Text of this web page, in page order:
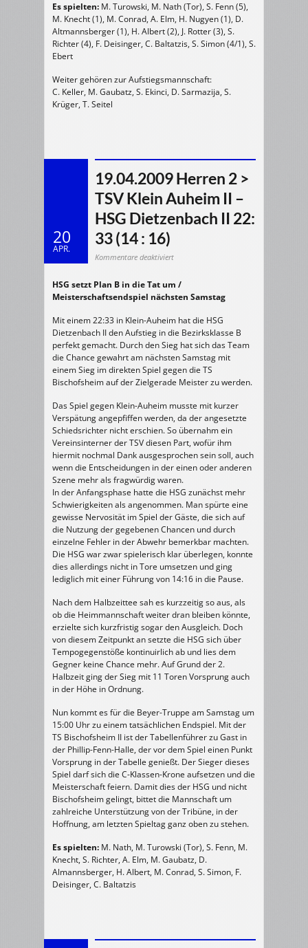
Es spielten: M. Turowski, M. Nath (Tor), S. Fenn (5),
M. Knecht (1), M. Conrad, A. Elm, H. Nugyen (1), D.
Altmannsberger (1), H. Albert (2), J. Rotter (3), S.
Richter (4), F. Deisinger, C. Baltatzis, S. Simon (4/1), S.
Ebert
Weiter gehören zur Aufstiegsmannschaft:
C. Keller, M. Gaubatz, S. Ekinci, D. Sarmazija, S.
Krüger, T. Seitel
20
APR.
19.04.2009 Herren 2 >
TSV Klein Auheim II –
HSG Dietzenbach II 22:
33 (14 : 16)
Kommentare deaktiviertfür
>
TSV
Klein
–
HSG
Dietzenbach
II
22:
33
(14
:
16)
HSG setzt Plan B in die Tat um /
Meisterschaftsendspiel nächsten Samstag
Mit einem 22:33 in Klein-Auheim hat die HSG
Dietzenbach II den Aufstieg in die Bezirksklasse B
perfekt gemacht. Durch den Sieg hat sich das Team
die Chance gewahrt am nächsten Samstag mit
einem Sieg im direkten Spiel gegen die TS
Bischofsheim auf der Zielgerade Meister zu werden.
Das Spiel gegen Klein-Auheim musste mit kurzer
Verspätung angepfiffen werden, da der angesetzte
Schiedsrichter nicht erschien. So übernahm ein
Vereinsinterner der TSV diesen Part, wofür ihm
hiermit nochmal Dank ausgesprochen sein soll, auch
wenn die Entscheidungen in der einen oder anderen
Szene mehr als fragwürdig waren.
In der Anfangsphase hatte die HSG zunächst mehr
Schwierigkeiten als angenommen. Man spürte eine
gewisse Nervosität im Spiel der Gäste, die sich auf
die Nutzung der gegebenen Chancen und durch
einzelne Fehler in der Abwehr bemerkbar machten.
Die HSG war zwar spielerisch klar überlegen, konnte
dies allerdings nicht in Tore umsetzen und ging
lediglich mit einer Führung von 14:16 in die Pause.
Nach dem Halbzeittee sah es kurzzeitig so aus, als
ob die Heimmannschaft weiter dran bleiben könnte,
erzielte sich kurzfristig sogar den Ausgleich. Doch
von diesem Zeitpunkt an setzte die HSG sich über
Tempogegenstöße kontinuirlich ab und lies dem
Gegner keine Chance mehr. Auf Grund der 2.
Halbzeit ging der Sieg mit 11 Toren Vorsprung auch
in der Höhe in Ordnung.
Nun kommt es für die Beyer-Truppe am Samstag um
15:00 Uhr zu einem tatsächlichen Endspiel. Mit der
TS Bischofsheim II ist der Tabellenführer zu Gast in
der Phillip-Fenn-Halle, der vor dem Spiel einen Punkt
Vorsprung in der Tabelle genießt. Der Sieger dieses
Spiel darf sich die C-Klassen-Krone aufsetzen und die
Meisterschaft feiern. Damit dies der HSG und nicht
Bischofsheim gelingt, bittet die Mannschaft um
zahlreiche Unterstützung von der Tribüne, in der
Hoffnung, am letzten Spieltag ganz oben zu stehen.
Es spielten: M. Nath, M. Turowski (Tor), S. Fenn, M.
Knecht, S. Richter, A. Elm, M. Gaubatz, D.
Almannsberger, H. Albert, M. Conrad, S. Simon, F.
Deisinger, C. Baltatzis